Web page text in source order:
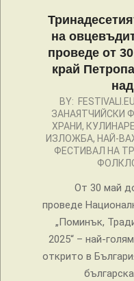
на
проведе от
край
2025-
01-
27
BY: FESTIVALI.EU
ЗАНАЯТЧИЙСКИ
ХРАНИ,
ИЗЛОЖБА, НАЙ-
ФЕСТИВАЛ НА
От 30 май
проведе
„Поминък,
2025“ – най-
открито в